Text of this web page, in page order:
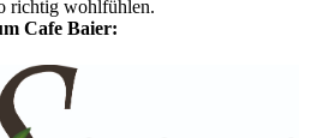
richtig wohlfühlen.
Cafe Baier: